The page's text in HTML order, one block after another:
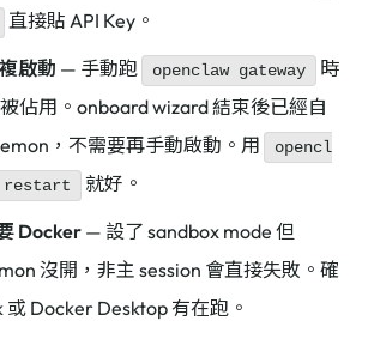
直接貼 API Key。
啟動 — 手動跑 openclaw gateway
時
佔用。onboard wizard 結束後已經自
，不需要再手動啟動。用
opencl
restart
就好。
Docker — 設了 sandbox mode 但
沒開，非主 session 會直接失敗。確
Docker Desktop 有在跑。